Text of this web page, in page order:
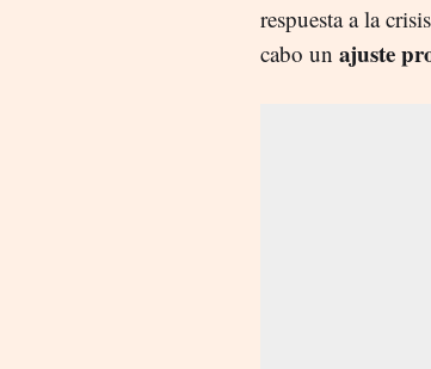
respuesta a la
cabo un ajuste